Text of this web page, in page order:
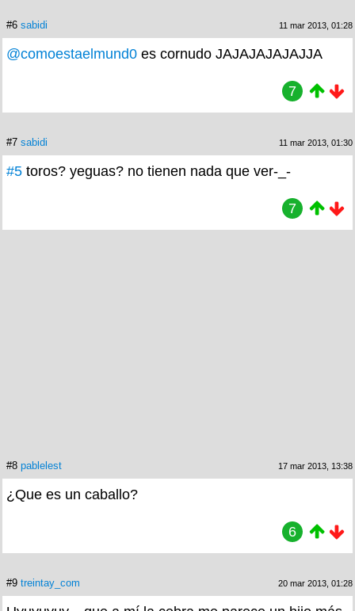
#6 sabidi 11 mar 2013, 01:28
@comoestaelmund0 es cornudo JAJAJAJAJAJJA
7
#7 sabidi 11 mar 2013, 01:30
#5 toros? yeguas? no tienen nada que ver-_-
7
#8 pablelest 17 mar 2013, 13:38
¿Que es un caballo?
6
#9 treintay_com 20 mar 2013, 01:28